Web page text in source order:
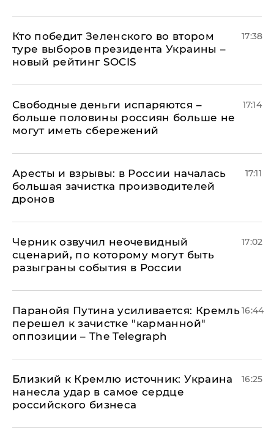
Кто победит Зеленского во втором
туре выборов президента Украины –
новый рейтинг SOCIS
17:38
Свободные деньги испаряются –
больше половины россиян больше не
могут иметь сбережений
17:14
Аресты и взрывы: в России началась
большая зачистка производителей
дронов
17:11
Черник озвучил неочевидный
сценарий, по которому могут быть
разыграны события в России
17:02
Паранойя Путина усиливается: Кремль
перешел к зачистке "карманной"
оппозиции – The Telegraph
16:44
Близкий к Кремлю источник: Украина
нанесла удар в самое сердце
российского бизнеса
16:25